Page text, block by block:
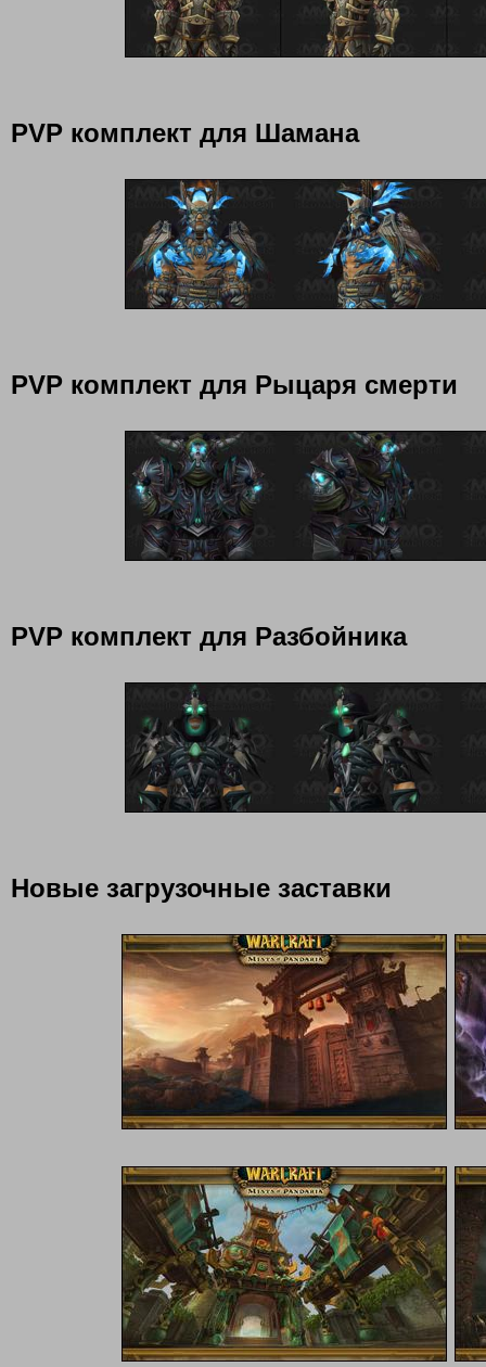
PVP комплект для Шамана
PVP комплект для Рыцаря смерти
PVP комплект для Разбойника
Новые загрузочные заставки